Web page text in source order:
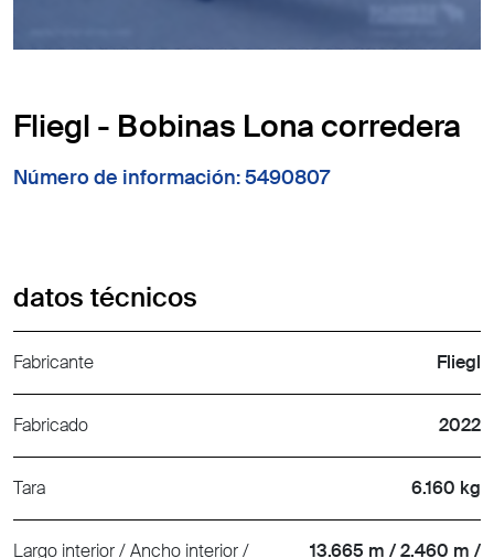
Fliegl - Bobinas Lona corredera
Número de información: 5490807
datos técnicos
Fabricante Fliegl
Fabricado 2022
Tara 6.160 kg
Largo interior / Ancho interior /
13.665 m / 2.460 m /